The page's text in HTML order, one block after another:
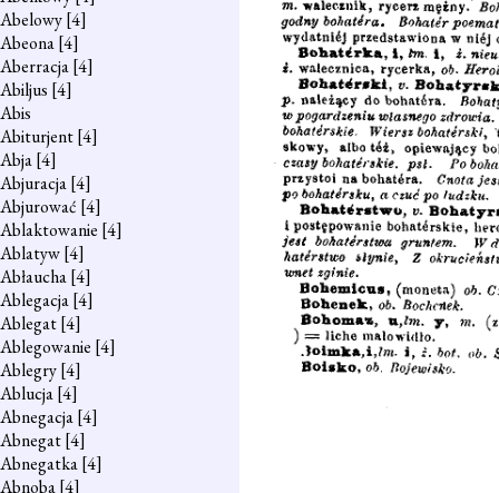
Abelowy[4]
Abeona[4]
Aberracja[4]
Abiljus [4]
Abis
Abiturjent[4]
Abja[4]
Abjuracja[4]
Abjurować [4]
Ablaktowanie [4]
Ablatyw[4]
Abłaucha[4]
Ablegacja[4]
Ablegat[4]
Ablegowanie [4]
Ablegry[4]
Ablucja[4]
Abnegacja[4]
Abnegat[4]
Abnegatka[4]
Abnoba[4]